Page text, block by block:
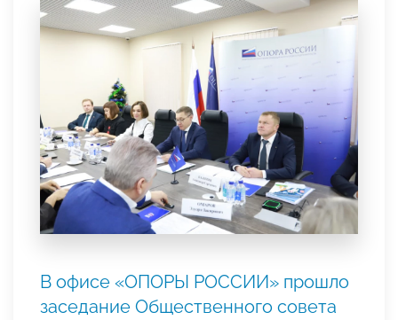
В офисе «ОПОРЫ РОССИИ» прошло
заседание Общественного совета